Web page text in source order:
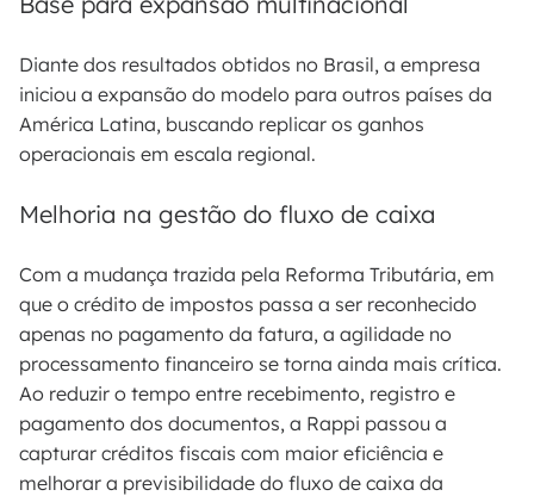
Diante dos resultados obtidos no Brasil, a empresa
iniciou a expansão do modelo para outros países da
América Latina, buscando replicar os ganhos
operacionais em escala regional.
Melhoria na gestão do fluxo de caixa
Com a mudança trazida pela Reforma Tributária, em
que o crédito de impostos passa a ser reconhecido
apenas no pagamento da fatura, a agilidade no
processamento financeiro se torna ainda mais crítica.
Ao reduzir o tempo entre recebimento, registro e
pagamento dos documentos, a Rappi passou a
capturar créditos fiscais com maior eficiência e
melhorar a previsibilidade do fluxo de caixa da